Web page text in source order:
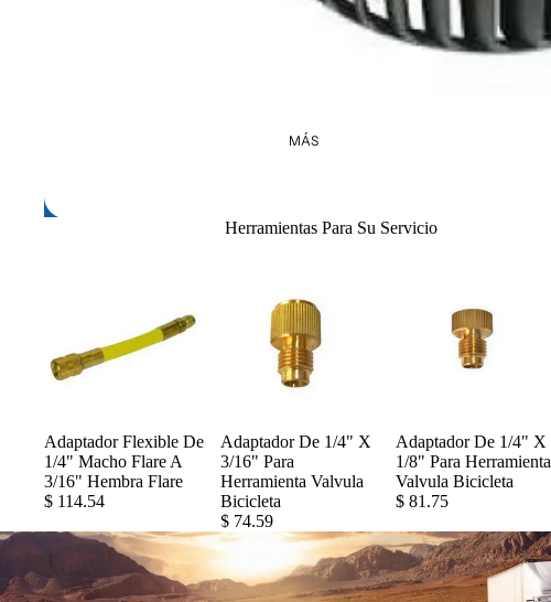
MÁS
Herramientas Para Su Servicio
Adaptador Flexible De
1/4" Macho Flare A
3/16" Hembra Flare
$ 114.54
Adaptador De 1/4" X
3/16" Para
Herramienta Valvula
Bicicleta
$ 74.59
Adaptador De 1/4" X
1/8" Para Herramienta
Valvula Bicicleta
$ 81.75